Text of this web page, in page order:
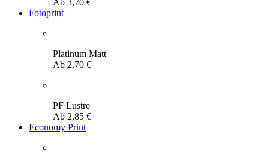
Ab 3,70 €
Fotoprint
Platinum Matt
Ab 2,70 €
PF Lustre
Ab 2,85 €
Economy Print